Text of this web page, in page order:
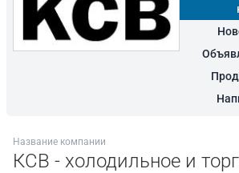
Название компании
КСВ - холодильное и